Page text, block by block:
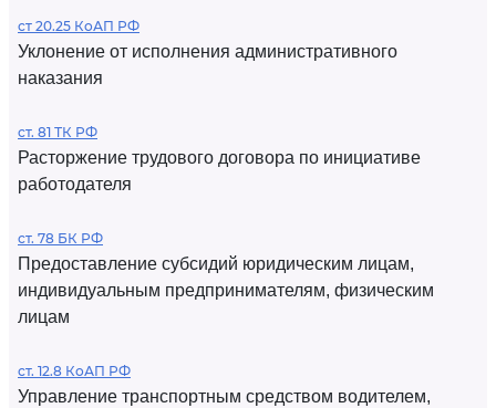
ст 20.25 КоАП РФ
Уклонение от исполнения административного
наказания
ст. 81 ТК РФ
Расторжение трудового договора по инициативе
работодателя
ст. 78 БК РФ
Предоставление субсидий юридическим лицам,
индивидуальным предпринимателям, физическим
лицам
ст. 12.8 КоАП РФ
Управление транспортным средством водителем,